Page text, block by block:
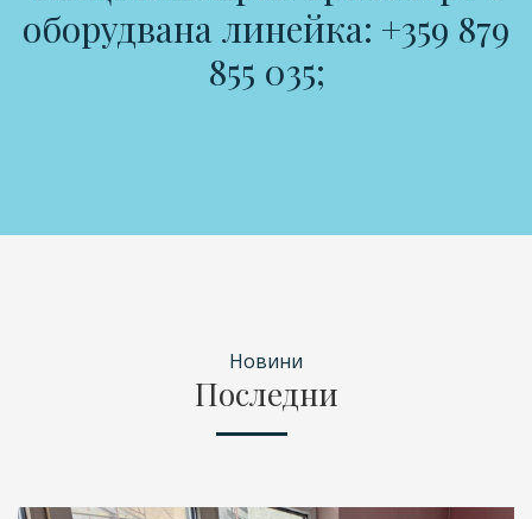
оборудвана линейка: +359 879
855 035;
Новини
Последни